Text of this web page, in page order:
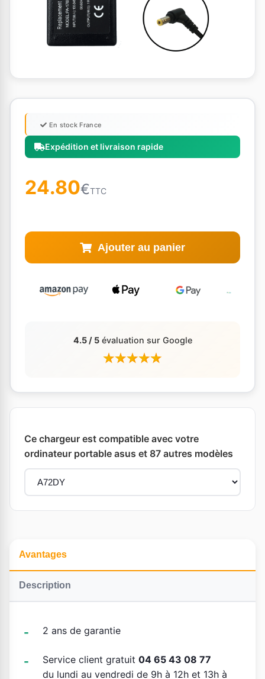
Expédition et livraison rapide
En stock France
24.80€TTC
Ajouter au panier
4.5 / 5évaluation sur Google
Ce chargeur est compatible avec votre
ordinateur portable asus et 87 autres modèles
Avantages
Description
2 ans de garantie
Service client gratuit 04 65 43 08 77
du lundi au vendredi de 9h à 12h et 13h à